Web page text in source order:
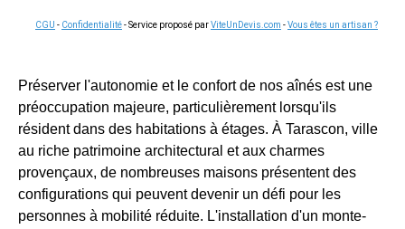
CGU - Confidentialité- Service proposé parViteUnDevis.com -Vous êtes un artisan ?
Préserver l'autonomie et le confort de nos aînés est une
préoccupation majeure, particulièrement lorsqu'ils
résident dans des habitations à étages. À Tarascon, ville
au riche patrimoine architectural et aux charmes
provençaux, de nombreuses maisons présentent des
configurations qui peuvent devenir un défi pour les
personnes à mobilité réduite. L'installation d'un monte-